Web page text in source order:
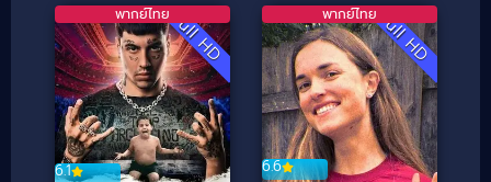
Full HD
6.1
พากย์ไทย Full HD
6.6
พากย์ไทย